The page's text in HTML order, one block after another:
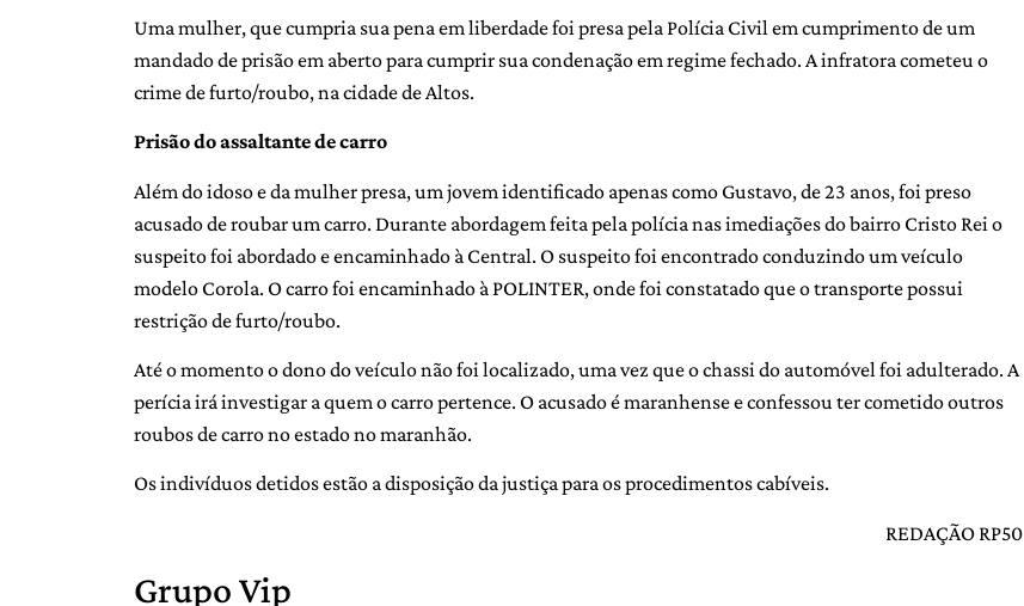
Uma mulher, que cumpria sua pena em liberdade foi presa pela Polícia Civil em cumprimento de um
mandado de prisão em aberto para cumprir sua condenação em regime fechado. A infratora cometeu o
crime de furto/roubo, na cidade de Altos.
Prisão do assaltante de carro
Além do idoso e da mulher presa, um jovem identificado apenas como Gustavo, de 23 anos, foi preso
acusado de roubar um carro. Durante abordagem feita pela polícia nas imediações do bairro Cristo Rei o
suspeito foi abordado e encaminhado à Central. O suspeito foi encontrado conduzindo um veículo
modelo Corola. O carro foi encaminhado à POLINTER, onde foi constatado que o transporte possui
restrição de furto/roubo.
Até o momento o dono do veículo não foi localizado, uma vez que o chassi do automóvel foi adulterado. A
perícia irá investigar a quem o carro pertence. O acusado é maranhense e confessou ter cometido outros
roubos de carro no estado no maranhão.
Os indivíduos detidos estão a disposição da justiça para os procedimentos cabíveis.
REDAÇÃO RP50
Grupo Vip